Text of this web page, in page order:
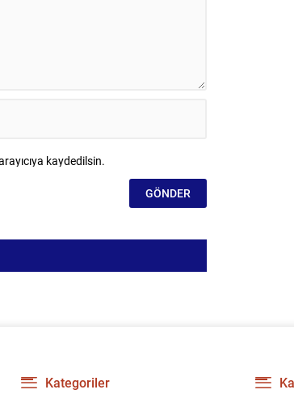
kaydedilsin.
Kategoriler